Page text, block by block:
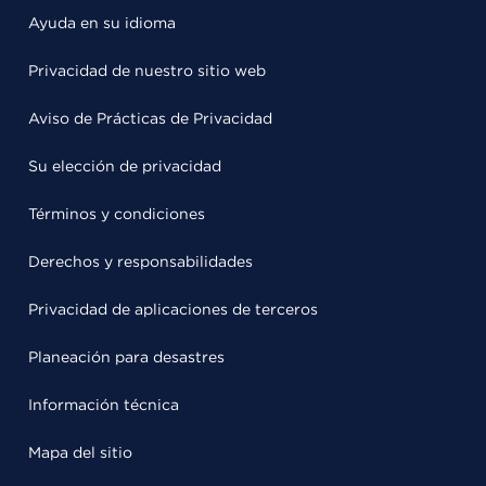
Ayuda en su idioma
Privacidad de nuestro sitio web
Aviso de Prácticas de Privacidad
Su elección de privacidad
Términos y condiciones
Derechos y responsabilidades
Privacidad de aplicaciones de terceros
Planeación para desastres
Información técnica
Mapa del sitio